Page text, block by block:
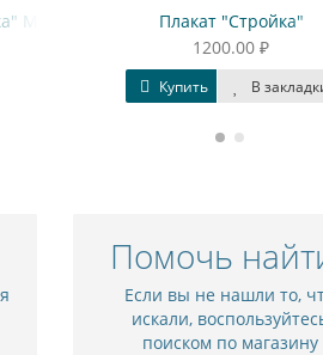
Плакат "Стройка"
В закладки
Помочь
Если вы не нашли то,
искали,
поиском по магазину